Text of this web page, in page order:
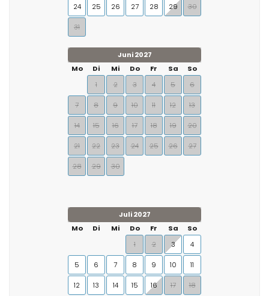
24 25 26 27 28 29 30
31
Juni 2027
Mo
Di Mi Do Fr Sa
So
1
2 3 4 5 6
7 8 9 10 11 12 13
14 15 16 17 18 19 20
21 22 23 24 25 26 27
28 29 30
Juli 2027
Mo
Di Mi Do Fr Sa
So
1
2 3 4
5 6 7 8 9 10 11
12 13 14 15 16 17 18